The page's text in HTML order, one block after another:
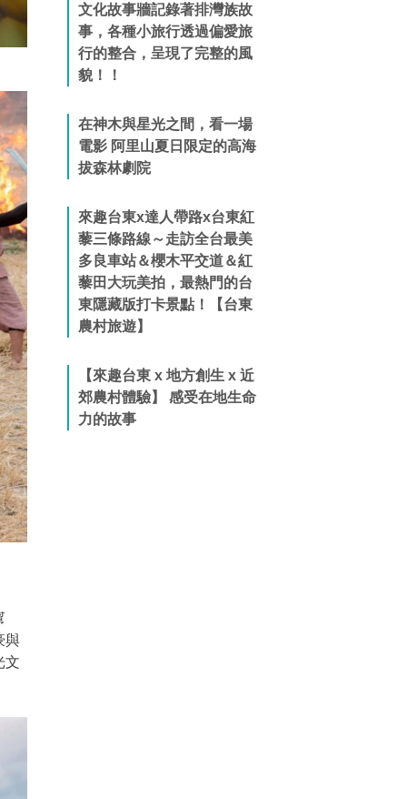
與
文
文化故事牆記錄著排灣族故
事，各種小旅行透過偏愛旅
行的整合，呈現了完整的風
貌！！
在神木與星光之間，看一場
電影 阿里山夏日限定的高海
拔森林劇院
來趣台東x達人帶路x台東紅
藜三條路線～走訪全台最美
多良車站＆櫻木平交道＆紅
藜田大玩美拍，最熱門的台
東隱藏版打卡景點！【台東
農村旅遊】
【來趣台東 x 地方創生 x 近
郊農村體驗】 感受在地生命
力的故事